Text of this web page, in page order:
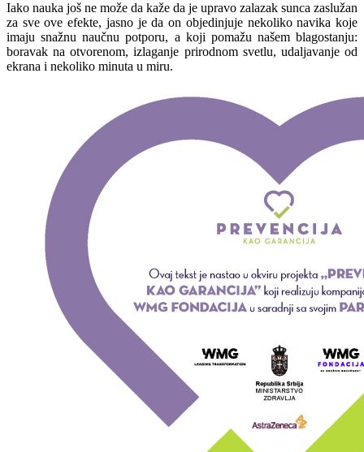
Iako nauka još ne može da kaže da je upravo zalazak sunca zaslužan
za sve ove efekte, jasno je da on objedinjuje nekoliko navika koje
imaju snažnu naučnu potporu, a koji pomažu našem blagostanju:
boravak na otvorenom, izlaganje prirodnom svetlu, udaljavanje od
ekrana i nekoliko minuta u miru.